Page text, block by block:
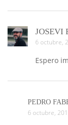
JOSEVI
6 octubre,
Espero
PEDRO
6 octubre,